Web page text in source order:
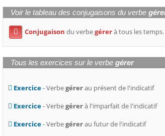
Voir le tableau des conjugaisons du verbe
 Conjugaison du verbegérerà tous les temps.
Tous les exercices sur le verbegérer
Exercice- Verbegérerau présent de l'indicatif
Exercice- Verbegérerà l'imparfait de l'indicatif
Exercice- Verbegérerau futur de l'indicatif